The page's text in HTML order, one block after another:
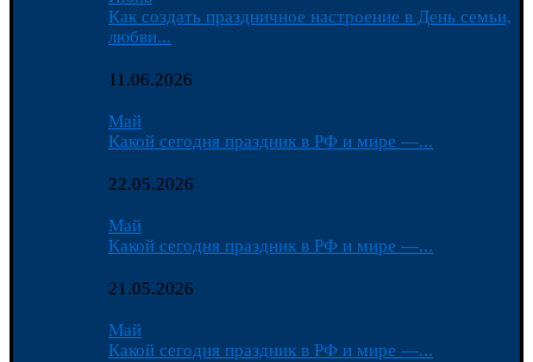
Как создать праздничное настроение в День семьи,
любви...
11.06.2026
Май
Какой сегодня праздник в РФ и мире —...
22.05.2026
Май
Какой сегодня праздник в РФ и мире —...
21.05.2026
Май
Какой сегодня праздник в РФ и мире —...